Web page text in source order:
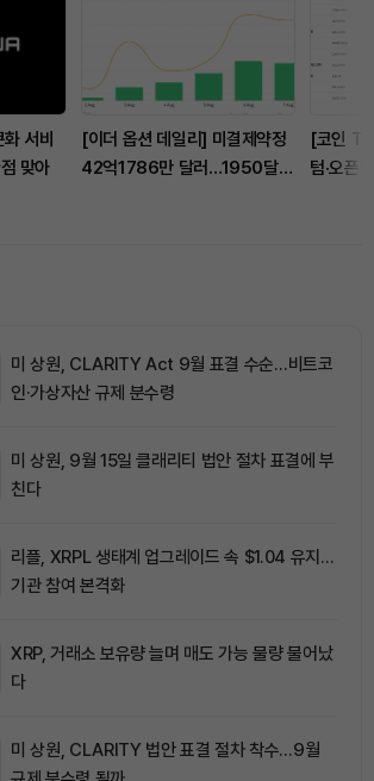
서비
맞아
[이더 옵션 데일리] 미결제약정
42억1786만 달러…1950달러
[코인
텀·오픈
미 상원, CLARITY Act 9월 표결 수순…비트코
인·가상자산 규제 분수령
미 상원, 9월 15일 클래리티 법안 절차 표결에 부
친다
리플, XRPL 생태계 업그레이드 속 $1.04 유지…
기관 참여 본격화
XRP, 거래소 보유량 늘며 매도 가능 물량 불어났
다
미 상원, CLARITY 법안 표결 절차 착수…9월